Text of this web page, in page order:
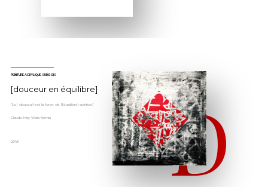
D
PEINTURE ACRYLIQUE SUR BOIS
[douceur en équilibre]
”La [ douceur] est la force de l'[équilibre] spirituel."
Claude-May Waia Némia
2018